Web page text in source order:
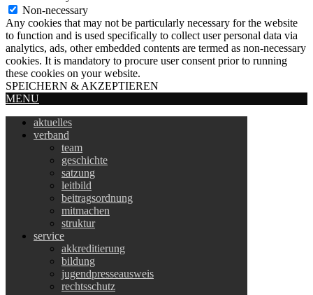
Non-necessary
Any cookies that may not be particularly necessary for the website
to function and is used specifically to collect user personal data via
analytics, ads, other embedded contents are termed as non-necessary
cookies. It is mandatory to procure user consent prior to running
these cookies on your website.
SPEICHERN & AKZEPTIEREN
MENU
aktuelles
verband
team
geschichte
satzung
leitbild
beitragsordnung
mitmachen
struktur
service
akkreditierung
bildung
jugendpresseausweis
rechtsschutz